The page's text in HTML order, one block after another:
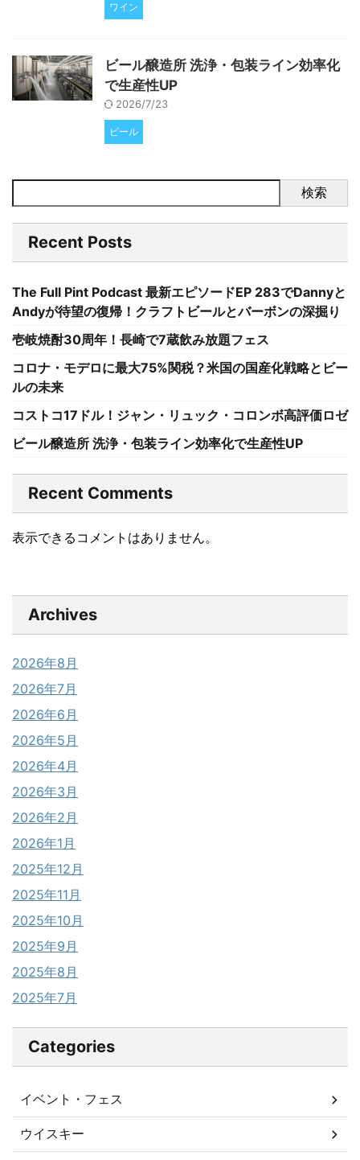
ワイン
ビール醸造所 洗浄・包装ライン効率化
で生産性UP
2026/7/23
ビール
検索
Recent Posts
The Full Pint Podcast 最新エピソードEP 283でDannyと
Andyが待望の復帰！クラフトビールとバーボンの深掘り
壱岐焼酎30周年！長崎で7蔵飲み放題フェス
コロナ・モデロに最大75%関税？米国の国産化戦略とビー
ルの未来
コストコ17ドル！ジャン・リュック・コロンボ高評価ロゼ
ビール醸造所 洗浄・包装ライン効率化で生産性UP
Recent Comments
表示できるコメントはありません。
Archives
2026年8月
2026年7月
2026年6月
2026年5月
2026年4月
2026年3月
2026年2月
2026年1月
2025年12月
2025年11月
2025年10月
2025年9月
2025年8月
2025年7月
Categories
イベント・フェス
ウイスキー